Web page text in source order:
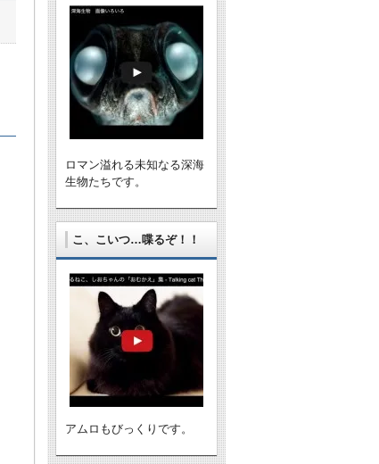
ロマン溢れる未知なる深海
生物たちです。
こ、こいつ…喋るぞ！！
アムロもびっくりです。